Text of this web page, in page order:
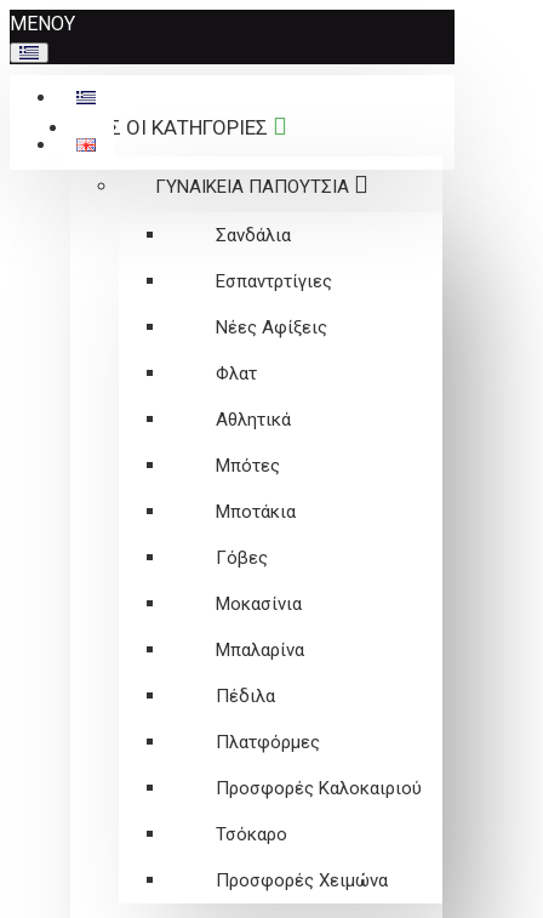
Σημείωση:
Αυτός
ο
ιστότοπος
περιλαμβάνει
ΜΕΝΟΥ
ΟΛΕΣ ΟΙ ΚΑΤΗΓΟΡΙΕΣ
ΓΥΝΑΙΚΕΙΑ ΠΑΠΟΥΤΣΙΑ
Σανδάλια
Εσπαντρτίγιες
Νέες Αφίξεις
Φλατ
Αθλητικά
Μπότες
Μποτάκια
Γόβες
Μοκασίνια
Μπαλαρίνα
Πέδιλα
Πλατφόρμες
Προσφορές Καλοκαιριού
Τσόκαρο
Προσφορές Χειμώνα